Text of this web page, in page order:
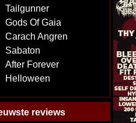
Tailgunner
Gods Of Gaia
Carach Angren
Sabaton
After Forever
Helloween
reviews